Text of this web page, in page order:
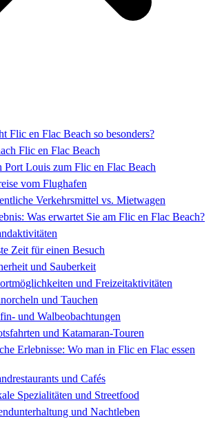
Flic en Flac Beach so besonders?
Flic en Flac Beach
Port Louis zum Flic en Flac Beach
vom Flughafen
Verkehrsmittel vs. Mietwagen
Was erwartet Sie am Flic en Flac Beach?
Zeit für einen Besuch
und Sauberkeit
und Freizeitaktivitäten
und Tauchen
und Walbeobachtungen
und Katamaran-Touren
Erlebnisse: Wo man in Flic en Flac essen
und Cafés
Spezialitäten und Streetfood
und Nachtleben